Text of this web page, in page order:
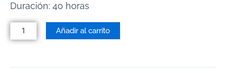
Duración: 40 horas
Añadir al carrito